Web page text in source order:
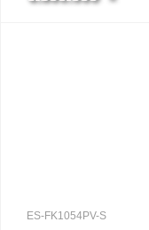
ES-FK1054PV-S